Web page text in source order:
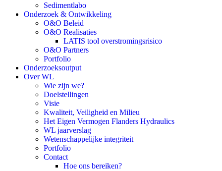
Sedimentlabo
Onderzoek & Ontwikkeling
O&O Beleid
O&O Realisaties
LATIS tool overstromingsrisico
O&O Partners
Portfolio
Onderzoeksoutput
Over WL
Wie zijn we?
Doelstellingen
Visie
Kwaliteit, Veiligheid en Milieu
Het Eigen Vermogen Flanders Hydraulics
WL jaarverslag
Wetenschappelijke integriteit
Portfolio
Contact
Hoe ons bereiken?